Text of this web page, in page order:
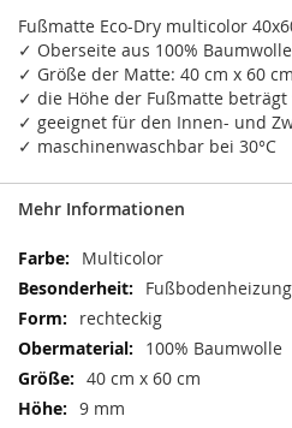
Fußmatte Eco-Dry multicolor
✓ Oberseite aus 100% Baumwolle
✓ Größe der Matte: 40 cm x 60 cm
✓ die Höhe der Fußmatte beträgt
✓ geeignet für den Innen- und
✓ maschinenwaschbar bei 30°C
Mehr Informationen
Mehr
Informationen
Multicolor
rechteckig
100% Baumwolle
40 cm x 60 cm
9 mm